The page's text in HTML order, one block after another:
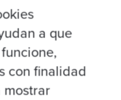
a que
con finalidad
mostrar
a compartir.
no emitimos
Lo que